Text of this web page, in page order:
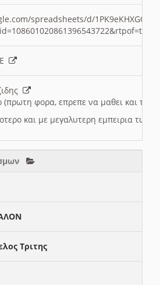
spreadsheets/d/
(πρωτη φορα, επρεπε να μαθει και το
και με μεγαλυτερη εμπειρια
Τριτης